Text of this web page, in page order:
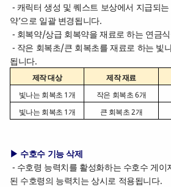
- 캐릭터 생성 및 퀘스트 보상에서 지급되
약’으로 일괄 변경됩니다.
- 회복약/상급 회복약을 재료로 하는 연금
- 작은 회복초/큰 회복초를 재료로 하는 빛
됩니다.
제작 대상 제작 재료
빛나는 회복초 1개
작은 회복초 6개
빛나는 회복초 1개
큰 회복초 2개
▶ 수호수 기능 삭제
- 수호령 능력치를 활성화하는 수호수 게이
된 수호령의 능력치는 상시로 적용됩니다.